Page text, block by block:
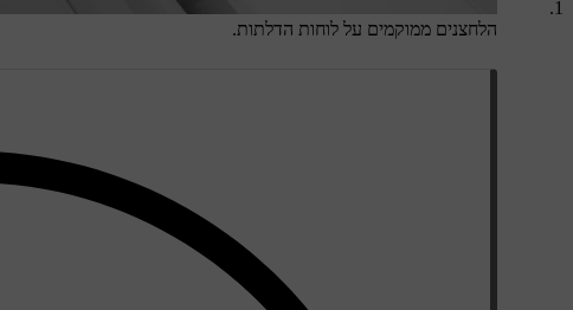
הלחצנים ממוקמים על לוחות הדלתות.